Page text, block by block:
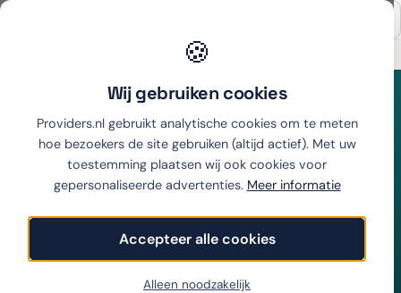
🍪
Wij gebruiken cookies
Providers.nl gebruikt analytische cookies om te meten
hoe bezoekers de site gebruiken (altijd actief). Met uw
toestemming plaatsen wij ook cookies voor
gepersonaliseerde advertenties. Meer informatie
Accepteer alle cookies
Alleen noodzakelijk
Thuiswinkel partner
KPNMobiel
Onze beoordeling van KPN Mobiel: beste netwerk
(Opensignal), sim only vanaf €17,50, onbeperkt voor
€30,50 en MVNO-opties op KPN-netwerk.